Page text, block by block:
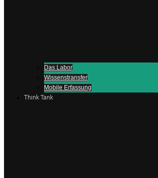
Das Labor
Wissenstransfer
Mobile Erfassung
Think Tank